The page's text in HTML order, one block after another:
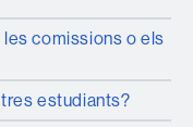
les comissions o els
estudiants?